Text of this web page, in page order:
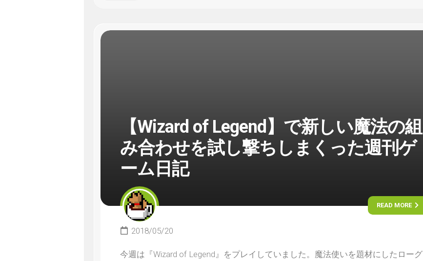
【Wizard of Legend】で新しい魔法の組
み合わせを試し撃ちしまくった週刊ゲ
ーム日記
READ MORE
2018/05/20
今週は『Wizard of Legend』をプレイしていました。魔法使いを題材にしたローグ